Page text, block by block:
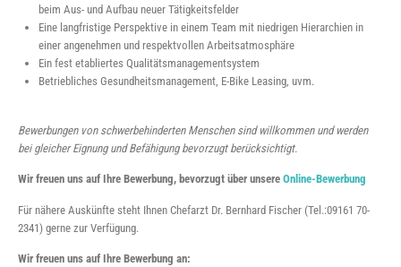
beim Aus- und Aufbau neuer Tätigkeitsfelder
Eine langfristige Perspektive in einem Team mit niedrigen Hierarchien in
einer angenehmen und respektvollen Arbeitsatmosphäre
Ein fest etabliertes Qualitätsmanagementsystem
Betriebliches Gesundheitsmanagement, E-Bike Leasing, uvm.
Bewerbungen von schwerbehinderten Menschen sind willkommen und werden
bei gleicher Eignung und Befähigung bevorzugt berücksichtigt.
Wir freuen uns auf Ihre Bewerbung, bevorzugt über unsere Online-Bewerbung
Für nähere Auskünfte steht Ihnen Chefarzt Dr. Bernhard Fischer (Tel.:09161 70-
2341) gerne zur Verfügung.
Wir freuen uns auf Ihre Bewerbung an: